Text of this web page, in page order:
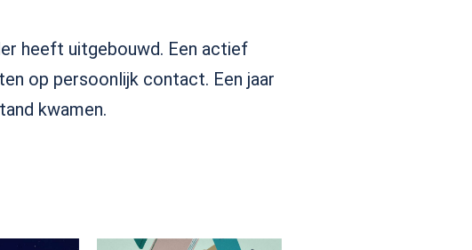
heeft uitgebouwd. Een actief
op persoonlijk contact. Een jaar
kwamen.